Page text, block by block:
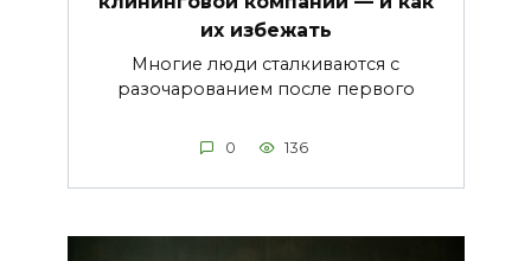
их избежать
Многие люди сталкиваются с
разочарованием после первого
0 136